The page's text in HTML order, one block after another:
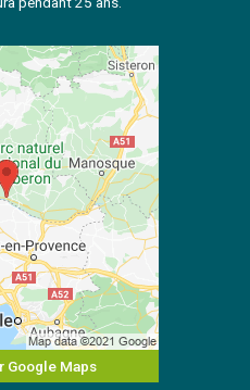
Google Maps